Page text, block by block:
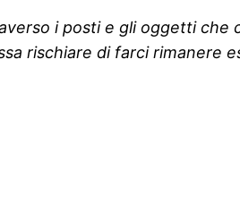
i posti e gli oggetti che
rischiare di farci rimanere